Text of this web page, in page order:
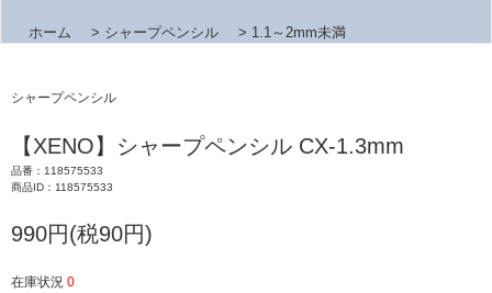
ホーム > シャープペンシル > 1.1～2mm未満
シャープペンシル
【XENO】シャープペンシル CX-1.3mm
品番：118575533
商品ID：118575533
990円(税90円)
在庫状況 0